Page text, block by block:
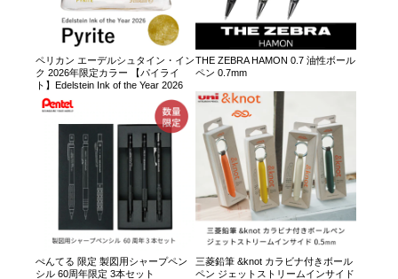
ペリカン エーデルシュタイン・イン
ク 2026年限定カラー 【パイライ
ト】Edelstein Ink of the Year 2026
THE ZEBRA HAMON 0.7 油性ボール
ペン 0.7mm
ぺんてる 限定 製図用シャープペン
シル 60周年限定 3本セット
三菱鉛筆 &knot カラビナ付きボール
ペン ジェットストリームインサイド